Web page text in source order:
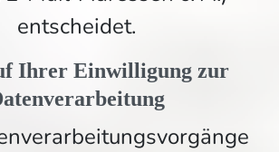
entscheidet.
Ihrer Einwilligung zur